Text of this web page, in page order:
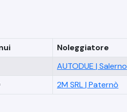
Noleggiatore
AUTODUE | Salerno
2M SRL| Paternò